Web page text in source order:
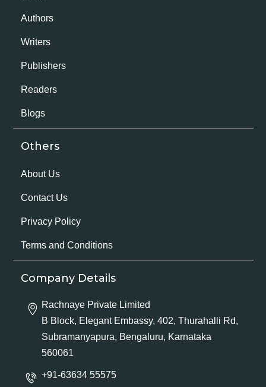
Authors
Writers
Publishers
Readers
Blogs
Others
About Us
Contact Us
Privacy Policy
Terms and Conditions
Company Details
Rachnaye Private Limited
B Block, Elegant Embassy, 402, Thurahalli Rd,
Subramanyapura, Bengaluru, Karnataka
560061
+91-63634 55575